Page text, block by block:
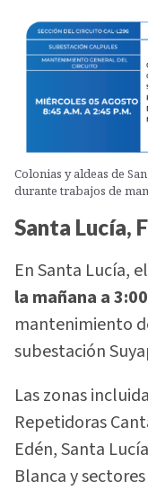
Colonias y aldeas de
durante trabajos de
Santa Lucía,
En Santa Lucía,
la mañana a
mantenimiento
subestación
Las zonas
Repetidoras
Edén, Santa
Blanca y